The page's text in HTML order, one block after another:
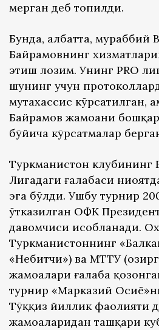
мерган деб топилди.
Бунда, албатта, мураббий
Байрамовнинг
этиш лозим. Унинг PRO
шунинг учун
мутахассис кўрсатилган,
Байрамов жамоани
бўйича кўрсатмалар
Туркманистон клубининг
Лигадаги ғалабаси
эга бўлди. Ушбу турнир
ўтказилган ОФК
давомчиси ҳисобланади.
Туркманистоннинг
«Небитчи») ва МТТУ
жамоалари ғалаба
турнир «Марказий
Тўққиз йиллик фаолияти
жамоаларидан ташқари